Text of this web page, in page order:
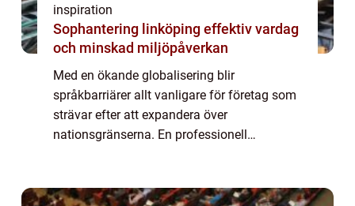
inspiration
Sophantering linköping effektiv vardag
och minskad miljöpåverkan
Med en ökande globalisering blir
språkbarriärer allt vanligare för företag som
strävar efter att expandera över
nationsgränserna. En professionell
era budskap når ku...